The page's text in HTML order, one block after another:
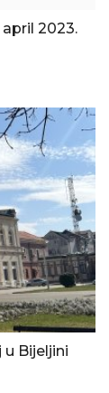
2023.
u Bijeljini